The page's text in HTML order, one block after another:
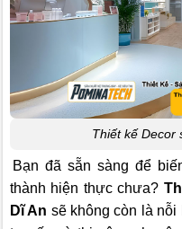
Thiết kế Decor
Bạn đã sẵn sàng để
thành hiện thực chưa?
Dĩ An sẽ không còn là